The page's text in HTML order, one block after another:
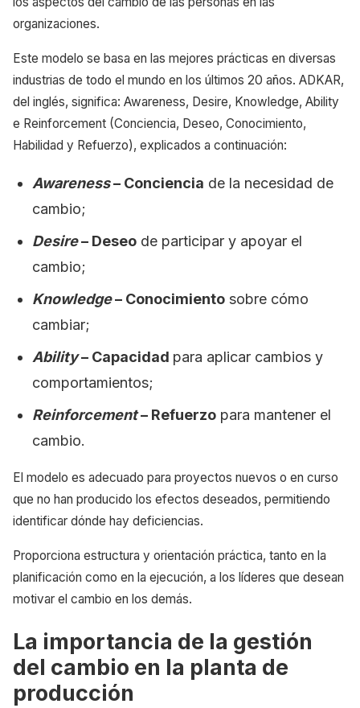
organizaciones.
Este modelo se basa en las mejores prácticas en diversas
industrias de todo el mundo en los últimos 20 años. ADKAR,
del inglés, significa: Awareness, Desire, Knowledge, Ability
e Reinforcement (Conciencia, Deseo, Conocimiento,
Habilidad y Refuerzo), explicados a continuación:
Awareness– Conciencia de la necesidad de
cambio;
Desire– Deseo de participar y apoyar el
cambio;
Knowledge– Conocimiento sobre cómo
cambiar;
Ability– Capacidad para aplicar cambios y
comportamientos;
Reinforcement– Refuerzo para mantener el
cambio.
El modelo es adecuado para proyectos nuevos o en curso
que no han producido los efectos deseados, permitiendo
identificar dónde hay deficiencias.
Proporciona estructura y orientación práctica, tanto en la
planificación como en la ejecución, a los líderes que desean
motivar el cambio en los demás.
La importancia de la gestión
del cambio en la planta de
producción